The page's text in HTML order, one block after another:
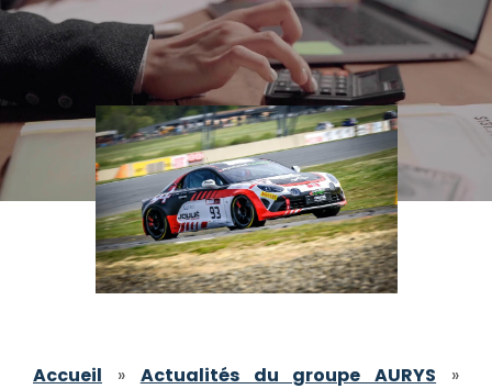
Accueil » Actualités du groupe AURYS »